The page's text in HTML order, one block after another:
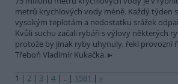
metrů krychlových vody méně. Každý týden
vysokým teplotám a nedostatku srážek
Kvůli suchu začali rybáři s výlovy některých
protože by jinak ryby uhynuly, řekl provozní
Třeboň Vladimír Kukačka.
1 | 2 | 3 | 4 | .. | 1581 | »